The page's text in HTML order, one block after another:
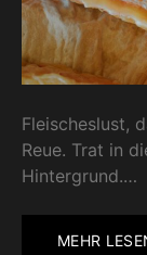
Fleischeslust,
Reue. Trat in
Hintergrund.…
MEHR